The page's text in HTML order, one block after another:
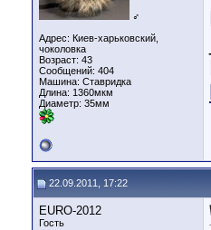
♂
Адрес: Киев-харьковский,
чоколовка
Возраст: 43
Сообщений: 404
Машина: Ставридка
Длина: 1360мкм
Диаметр: 35мм
22.09.2011, 17:22
EURO-2012
Гость